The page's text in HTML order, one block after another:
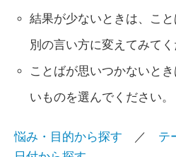
結果が少ないときは、こと
別の言い方に変えてみてく
ことばが思いつかないと
いものを選んでください。
悩み・目的から探す ／ テ